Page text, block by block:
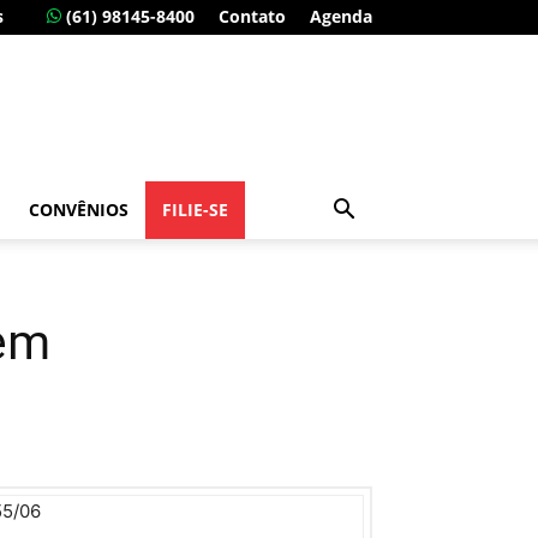
(61) 98145-8400 Contato Agenda
CONVÊNIOS FILIE-SE
06